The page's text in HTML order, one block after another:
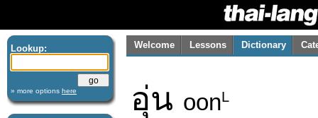
Lookup:
» more options here
Welcome Lessons Dictionary
อุ่น oonL